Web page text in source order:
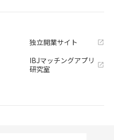
独立開業サイト
IBJマッチングアプリ
研究室